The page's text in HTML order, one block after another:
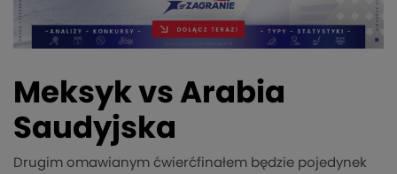
Meksyk vs Arabia
Saudyjska
Drugim omawianym ćwierćfinałem będzie pojedynek